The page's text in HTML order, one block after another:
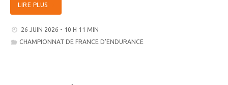
LIRE PLUS
26 JUIN 2026 - 10 H 11 MIN
CHAMPIONNAT DE FRANCE D'ENDURANCE